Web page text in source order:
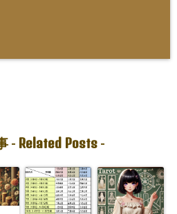
- Related Posts-